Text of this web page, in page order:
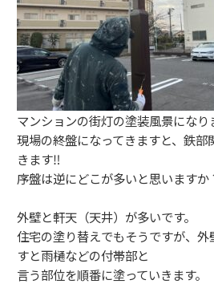
マンションの街灯の塗装風景になり
現場の終盤になってきますと、鉄部
きます‼︎
序盤は逆にどこが多いと思いますか
外壁と軒天（天井）が多いです。
住宅の塗り替えでもそうですが、
すと雨樋などの付帯部と
言う部位を順番に塗っていきます。